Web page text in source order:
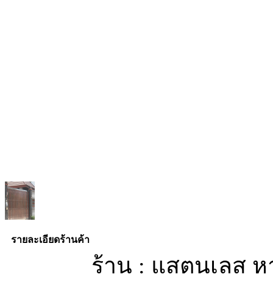
รายละเอียดร้านค้า
ร้าน : แสตนเลส